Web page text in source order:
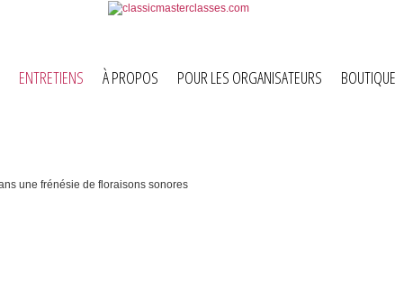
ENTRETIENS À PROPOS POUR LES ORGANISATEURS BOUTIQUE